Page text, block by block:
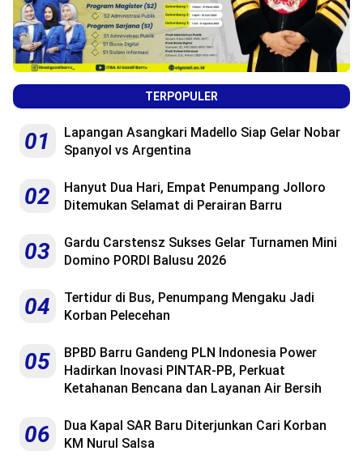
TERPOPULER
01
Lapangan Asangkari Madello Siap Gelar Nobar
Spanyol vs Argentina
02
Hanyut Dua Hari, Empat Penumpang Jolloro
Ditemukan Selamat di Perairan Barru
03
Gardu Carstensz Sukses Gelar Turnamen Mini
Domino PORDI Balusu 2026
04
Tertidur di Bus, Penumpang Mengaku Jadi
Korban Pelecehan
05
BPBD Barru Gandeng PLN Indonesia Power
Hadirkan Inovasi PINTAR-PB, Perkuat
Ketahanan Bencana dan Layanan Air Bersih
06
Dua Kapal SAR Baru Diterjunkan Cari Korban
KM Nurul Salsa